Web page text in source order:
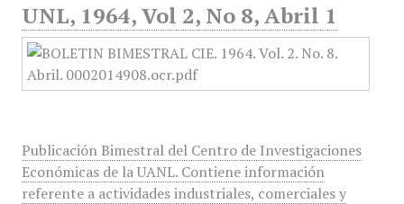
UNL, 1964, Vol 2, No 8, Abril 1
Publicación Bimestral del Centro de Investigaciones
Económicas de la UANL. Contiene información
referente a actividades industriales, comerciales y